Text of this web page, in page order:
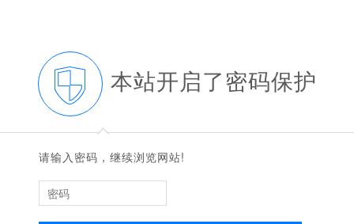
本站开启了密码保护
◆
◆
请输入密码，继续浏览网站!